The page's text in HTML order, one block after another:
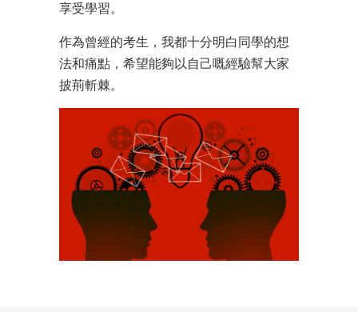
享受學習。
作為曾經的考生，我都十分明白同學的想
法和痛點，希望能夠以自己嘅經驗幫大家
披荊斬棘。